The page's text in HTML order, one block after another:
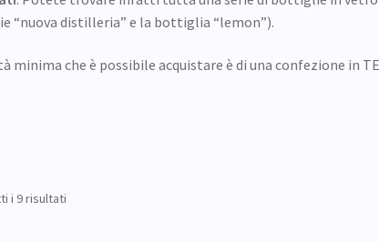
“nuova distilleria” e la bottiglia “lemon”).
minima che è possibile acquistare è di una confezione in
i 9 risultati